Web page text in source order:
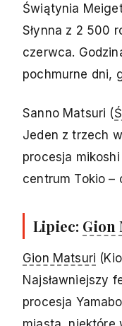
Świątynia
Słynna z 2 500
czerwca.
pochmurne dni,
Sanno Matsuri (
Jeden z trzech
procesja
centrum Tokio –
Lipiec: Gion
Gion Matsuri
Najsławniejszy
procesja